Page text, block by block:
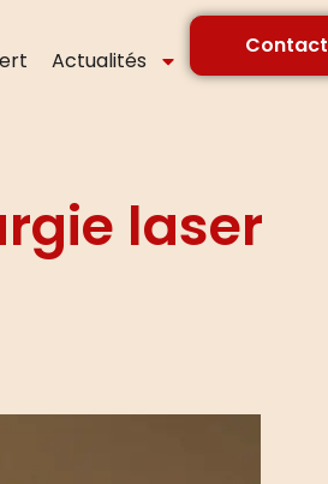
Actualités
Contact
laser